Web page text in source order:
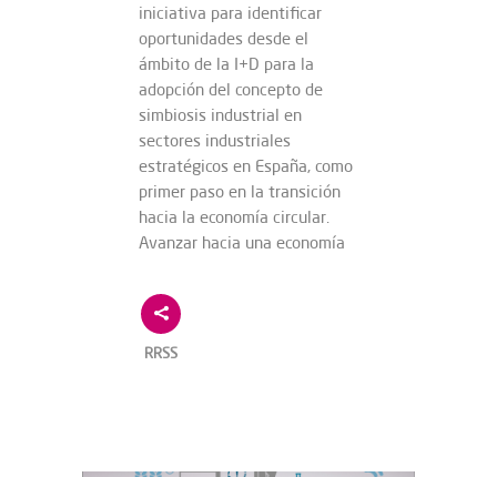
iniciativa para identificar
oportunidades desde el
ámbito de la I+D para la
adopción del concepto de
simbiosis industrial en
sectores industriales
estratégicos en España, como
primer paso en la transición
hacia la economía circular.
Avanzar hacia una economía
RRSS